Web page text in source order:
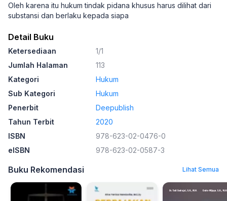
Oleh karena itu hukum tindak pidana khusus harus dilihat dari
substansi dan berlaku kepada siapa
Detail Buku
Ketersediaan
1/1
Jumlah Halaman
113
Kategori
Hukum
Sub Kategori
Hukum
Penerbit
Deepublish
Tahun Terbit
2020
ISBN
978-623-02-0476-0
eISBN
978-623-02-0587-3
Buku Rekomendasi Lihat Semua